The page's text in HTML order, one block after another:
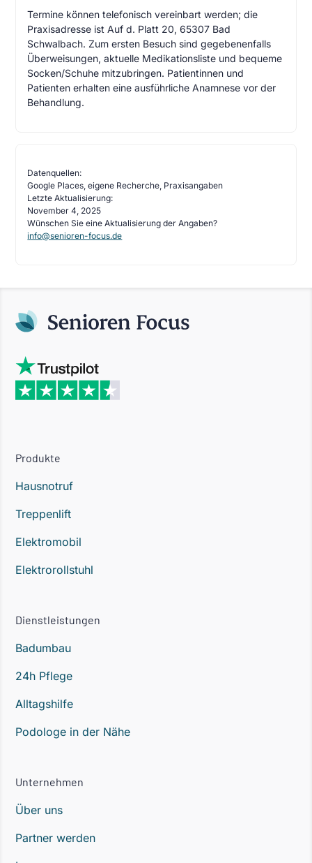
Termine können telefonisch vereinbart werden; die
Praxisadresse ist Auf d. Platt 20, 65307 Bad
Schwalbach. Zum ersten Besuch sind gegebenenfalls
Überweisungen, aktuelle Medikationsliste und bequeme
Socken/Schuhe mitzubringen. Patientinnen und
Patienten erhalten eine ausführliche Anamnese vor der
Behandlung.
Datenquellen:
Google Places, eigene Recherche, Praxisangaben
Letzte Aktualisierung:
November 4, 2025
Wünschen Sie eine Aktualisierung der Angaben?
info@senioren-focus.de
Produkte
Hausnotruf
Treppenlift
Elektromobil
Elektrorollstuhl
Dienstleistungen
Badumbau
24h Pflege
Alltagshilfe
Podologe in der Nähe
Unternehmen
Über uns
Partner werden